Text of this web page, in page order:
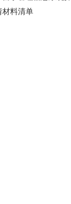
材料清单